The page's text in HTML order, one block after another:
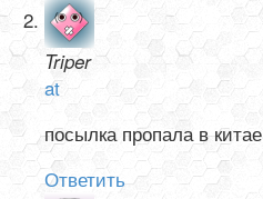
Triper
at
посылка пропала в китае
Ответить